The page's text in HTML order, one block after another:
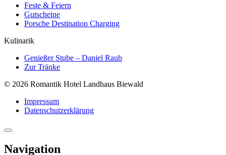
Feste & Feiern
Gutscheine
Porsche Destination Charging
Kulinarik
Genießer Stube – Daniel Raub
Zur Tränke
© 2026 Romantik Hotel Landhaus Biewald
Impressum
Datenschutzerklärung
Navigation